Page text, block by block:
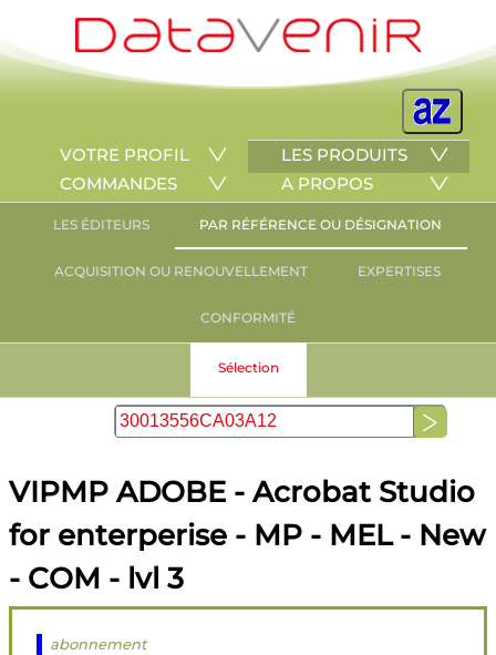
VOTRE PROFIL
LES PRODUITS
COMMANDES
A PROPOS
LES ÉDITEURS PAR RÉFÉRENCE OU DÉSIGNATION
ACQUISITION OU RENOUVELLEMENT EXPERTISES
CONFORMITÉ
Sélection
VIPMP ADOBE - Acrobat Studio
for enterperise - MP - MEL - New
- COM - lvl 3
abonnement